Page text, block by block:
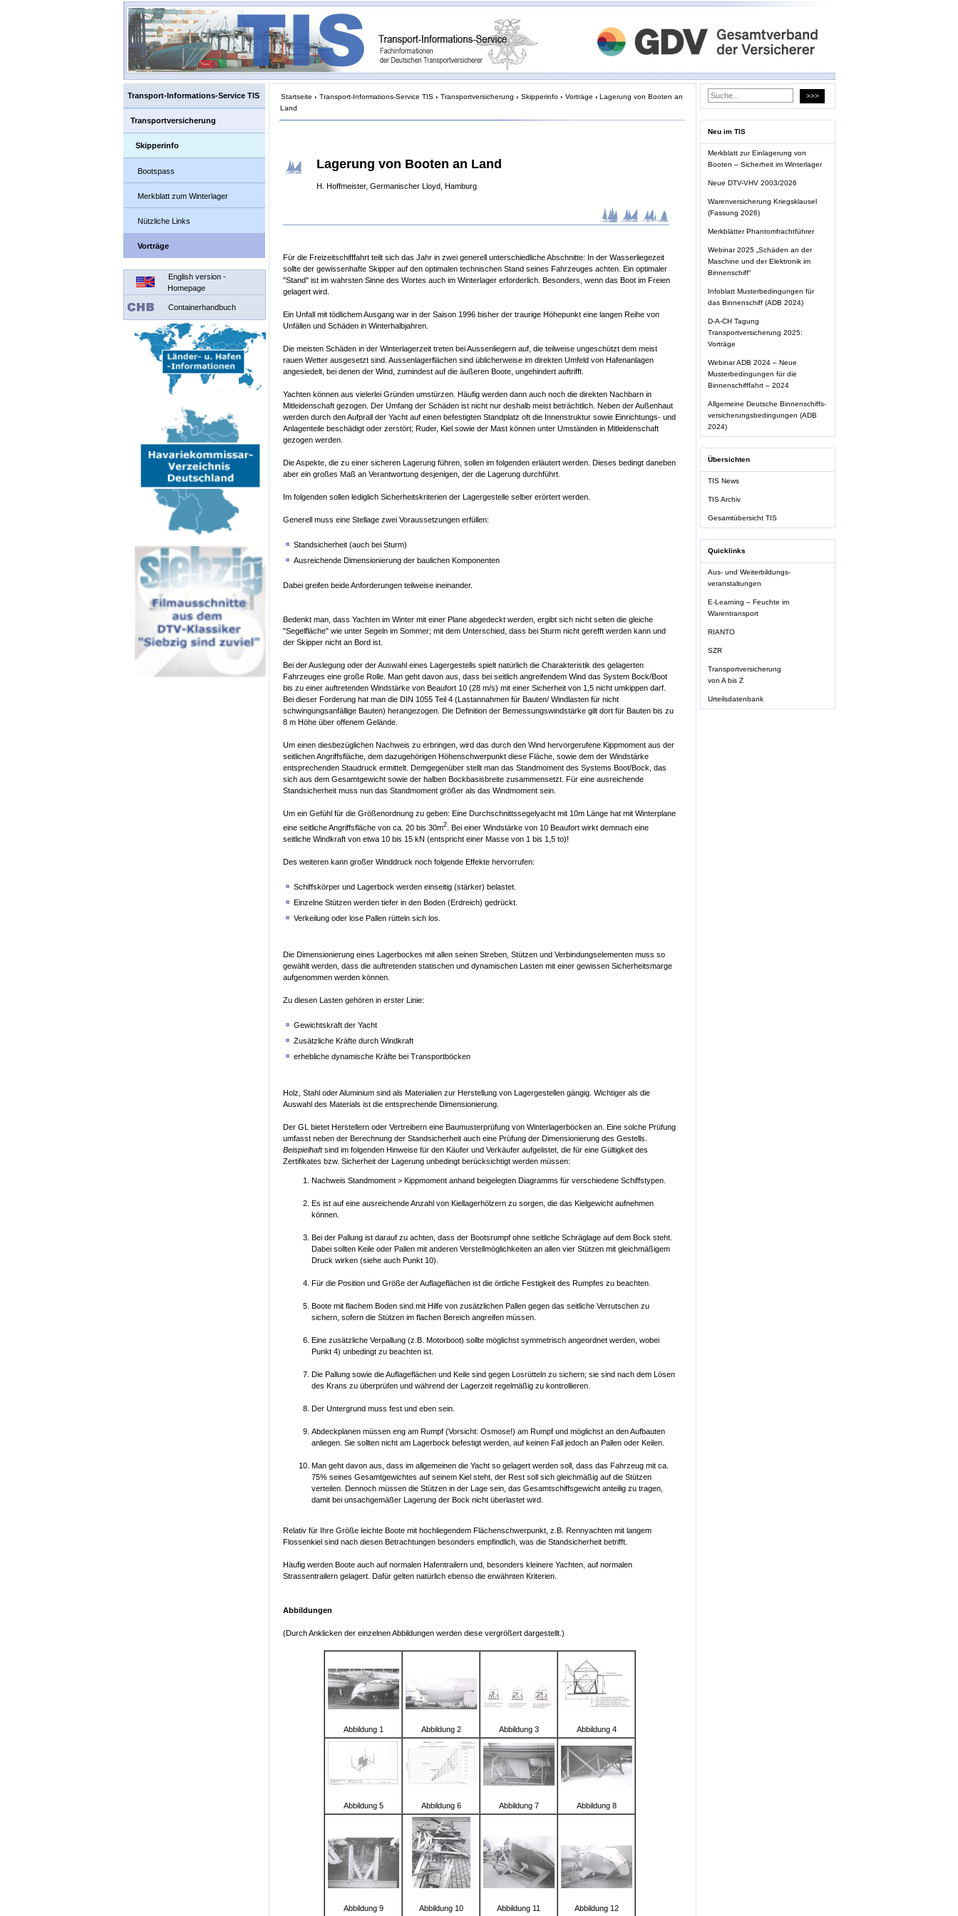
Transport-Informations-Service TIS
Transportversicherung
Skipperinfo
Bootspass
Merkblatt zum Winterlager
Nützliche Links
Vorträge
English version -
Homepage
Containerhandbuch
Startseite › Transport-Informations-Service TIS › Transportversicherung › Skipperinfo › Vorträge › Lagerung von Booten an
Land
Lagerung von Booten an Land
H. Hoffmeister, Germanischer Lloyd, Hamburg
Für die Freizeitschifffahrt teilt sich das Jahr in zwei generell unterschiedliche Abschnitte: In der Wasserliegezeit
sollte der gewissenhafte Skipper auf den optimalen technischen Stand seines Fahrzeuges achten. Ein optimaler
"Stand" ist im wahrsten Sinne des Wortes auch im Winterlager erforderlich. Besonders, wenn das Boot im Freien
gelagert wird.
Ein Unfall mit tödlichem Ausgang war in der Saison 1996 bisher der traurige Höhepunkt eine langen Reihe von
Unfällen und Schäden in Winterhalbjahren.
Die meisten Schäden in der Winterlagerzeit treten bei Aussenliegern auf, die teilweise ungeschützt dem meist
rauen Wetter ausgesetzt sind. Aussenlagerflächen sind üblicherweise im direkten Umfeld von Hafenanlagen
angesiedelt, bei denen der Wind, zumindest auf die äußeren Boote, ungehindert auftrifft.
Yachten können aus vielerlei Gründen umstürzen. Häufig werden dann auch noch die direkten Nachbarn in
Mitleidenschaft gezogen. Der Umfang der Schäden ist nicht nur deshalb meist beträchtlich. Neben der Außenhaut
werden durch den Aufprall der Yacht auf einen befestigten Standplatz oft die Innenstruktur sowie Einrichtungs- und
Anlagenteile beschädigt oder zerstört; Ruder, Kiel sowie der Mast können unter Umständen in Mitleidenschaft
gezogen werden.
Die Aspekte, die zu einer sicheren Lagerung führen, sollen im folgenden erläutert werden. Dieses bedingt daneben
aber ein großes Maß an Verantwortung desjenigen, der die Lagerung durchführt.
Im folgenden sollen lediglich Sicherheitskriterien der Lagergestelle selber erörtert werden.
Generell muss eine Stellage zwei Voraussetzungen erfüllen:
Standsicherheit (auch bei Sturm)
Ausreichende Dimensionierung der baulichen Komponenten
Dabei greifen beide Anforderungen teilweise ineinander.
Bedenkt man, dass Yachten im Winter mit einer Plane abgedeckt werden, ergibt sich nicht selten die gleiche
"Segelfläche" wie unter Segeln im Sommer; mit dem Unterschied, dass bei Sturm nicht gerefft werden kann und
der Skipper nicht an Bord ist.
Bei der Auslegung oder der Auswahl eines Lagergestells spielt natürlich die Charakteristik des gelagerten
Fahrzeuges eine große Rolle. Man geht davon aus, dass bei seitlich angreifendem Wind das System Bock/Boot
bis zu einer auftretenden Windstärke von Beaufort 10 (28 m/s) mit einer Sicherheit von 1,5 nicht umkippen darf.
Bei dieser Forderung hat man die DIN 1055 Teil 4 (Lastannahmen für Bauten/ Windlasten für nicht
schwingungsanfällige Bauten) herangezogen. Die Definition der Bemessungswindstärke gilt dort für Bauten bis zu
8 m Höhe über offenem Gelände.
Um einen diesbezüglichen Nachweis zu erbringen, wird das durch den Wind hervorgerufene Kippmoment aus der
seitlichen Angriffsfläche, dem dazugehörigen Höhenschwerpunkt diese Fläche, sowie dem der Windstärke
entsprechenden Staudruck ermittelt. Demgegenüber stellt man das Standmoment des Systems Boot/Bock, das
sich aus dem Gesamtgewicht sowie der halben Bockbasisbreite zusammensetzt. Für eine ausreichende
Standsicherheit muss nun das Standmoment größer als das Windmoment sein.
Um ein Gefühl für die Größenordnung zu geben: Eine Durchschnittssegelyacht mit 10m Länge hat mit Winterplane
eine seitliche Angriffsfläche von ca. 20 bis 30m2 . Bei einer Windstärke von 10 Beaufort wirkt demnach eine
seitliche Windkraft von etwa 10 bis 15 kN (entspricht einer Masse von 1 bis 1,5 to)!
Des weiteren kann großer Winddruck noch folgende Effekte hervorrufen:
Schiffskörper und Lagerbock werden einseitig (stärker) belastet.
Einzelne Stützen werden tiefer in den Boden (Erdreich) gedrückt.
Verkeilung oder lose Pallen rütteln sich los.
Die Dimensionierung eines Lagerbockes mit allen seinen Streben, Stützen und Verbindungselementen muss so
gewählt werden, dass die auftretenden statischen und dynamischen Lasten mit einer gewissen Sicherheitsmarge
aufgenommen werden können.
Zu diesen Lasten gehören in erster Linie:
Gewichtskraft der Yacht
Zusätzliche Kräfte durch Windkraft
erhebliche dynamische Kräfte bei Transportböcken
Holz, Stahl oder Aluminium sind als Materialien zur Herstellung von Lagergestellen gängig. Wichtiger als die
Auswahl des Materials ist die entsprechende Dimensionierung.
Der GL bietet Herstellern oder Vertreibern eine Baumusterprüfung von Winterlagerböcken an. Eine solche Prüfung
umfasst neben der Berechnung der Standsicherheit auch eine Prüfung der Dimensionierung des Gestells.
Beispielhaftsind im folgenden Hinweise für den Käufer und Verkäufer aufgelistet, die für eine Gültigkeit des
Zertifikates bzw. Sicherheit der Lagerung unbedingt berücksichtigt werden müssen:
Nachweis Standmoment > Kippmoment anhand beigelegten Diagramms für verschiedene Schiffstypen.
Es ist auf eine ausreichende Anzahl von Kiellagerhölzern zu sorgen, die das Kielgewicht aufnehmen
können.
Bei der Pallung ist darauf zu achten, dass der Bootsrumpf ohne seitliche Schräglage auf dem Bock steht.
Dabei sollten Keile oder Pallen mit anderen Verstellmöglichkeiten an allen vier Stützen mit gleichmäßigem
Druck wirken (siehe auch Punkt 10).
Für die Position und Größe der Auflageflächen ist die örtliche Festigkeit des Rumpfes zu beachten.
Boote mit flachem Boden sind mit Hilfe von zusätzlichen Pallen gegen das seitliche Verrutschen zu
sichern, sofern die Stützen im flachen Bereich angreifen müssen.
Eine zusätzliche Verpallung (z.B. Motorboot) sollte möglichst symmetrisch angeordnet werden, wobei
Punkt 4) unbedingt zu beachten ist.
Die Pallung sowie die Auflageflächen und Keile sind gegen Losrütteln zu sichern; sie sind nach dem Lösen
des Krans zu überprüfen und während der Lagerzeit regelmäßig zu kontrollieren.
Der Untergrund muss fest und eben sein.
Abdeckplanen müssen eng am Rumpf (Vorsicht: Osmose!) am Rumpf und möglichst an den Aufbauten
anliegen. Sie sollten nicht am Lagerbock befestigt werden, auf keinen Fall jedoch an Pallen oder Keilen.
Man geht davon aus, dass im allgemeinen die Yacht so gelagert werden soll, dass das Fahrzeug mit ca.
75% seines Gesamtgewichtes auf seinem Kiel steht, der Rest soll sich gleichmäßig auf die Stützen
verteilen. Dennoch müssen die Stützen in der Lage sein, das Gesamtschiffsgewicht anteilig zu tragen,
damit bei unsachgemäßer Lagerung der Bock nicht überlastet wird.
Relativ für Ihre Größe leichte Boote mit hochliegendem Flächenschwerpunkt, z.B. Rennyachten mit langem
Flossenkiel sind nach diesen Betrachtungen besonders empfindlich, was die Standsicherheit betrifft.
Häufig werden Boote auch auf normalen Hafentrailern und, besonders kleinere Yachten, auf normalen
Strassentrailern gelagert. Dafür gelten natürlich ebenso die erwähnten Kriterien.
Abbildungen
(Durch Anklicken der einzelnen Abbildungen werden diese vergrößert dargestellt.)
Abbildung 1 Abbildung 2 Abbildung 3 Abbildung 4
Abbildung 5 Abbildung 6 Abbildung 7 Abbildung 8
Abbildung 9 Abbildung 10 Abbildung 11 Abbildung 12
Neu im TIS
Merkblatt zur Einlagerung von
Booten – Sicherheit im Winterlager
Neue DTV-VHV 2003/2026
Warenversicherung Kriegsklausel
(Fassung 2026)
Merkblätter Phantomfrachtführer
Webinar 2025 „Schäden an der
Maschine und der Elektronik im
Binnenschiff“
Infoblatt Musterbedingungen für
das Binnenschiff (ADB 2024)
D-A-CH Tagung
Transportversicherung 2025:
Vorträge
Webinar ADB 2024 – Neue
Musterbedingungen für die
Binnenschifffahrt – 2024
Allgemeine Deutsche Binnenschiffs-
versicherungsbedingungen (ADB
2024)
Übersichten
TIS News
TIS Archiv
Gesamtübersicht TIS
Quicklinks
Aus- und Weiterbildungs-
veranstaltungen
E-Learning – Feuchte im
Warentransport
RIANTO
SZR
Transportversicherung
von A bis Z
Urteilsdatenbank